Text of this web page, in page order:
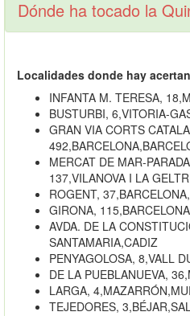
Dónde ha tocado la
Localidades donde hay
INFANTA M. TERESA,
BUSTURBI, 6,VITORIA-
GRAN VIA CORTS
MERCAT DE MAR-
137,VILANOVA I LA
ROGENT,
GIRONA,
AVDA. DE LA
SANTAMARIA,CADIZ
PENYAGOLOSA, 8,VALL
DE LA PUEBLANUEVA,
LARGA,
TEJEDORES,